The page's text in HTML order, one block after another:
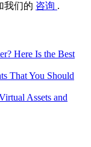
我们的 咨询 .
Here Is the Best
That You Should
Assets and